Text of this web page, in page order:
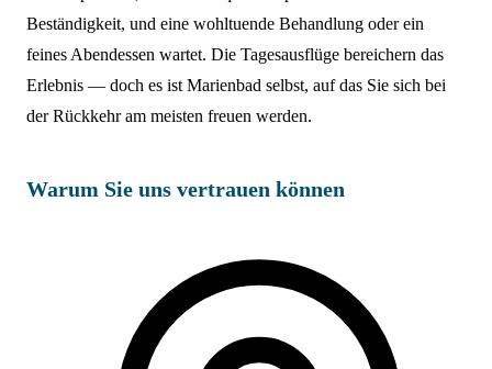
Beständigkeit, und eine wohltuende Behandlung oder ein
feines Abendessen wartet. Die Tagesausflüge bereichern das
Erlebnis — doch es ist Marienbad selbst, auf das Sie sich bei
der Rückkehr am meisten freuen werden.
Warum Sie uns vertrauen können